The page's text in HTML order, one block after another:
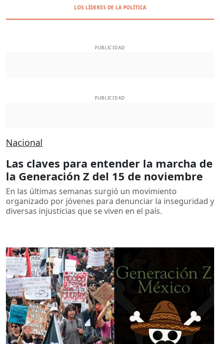
LOS LÍDERES DE LA POLÍTICA
PUBLICIDAD
PUBLICIDAD
Nacional
Las claves para entender la marcha de
la Generación Z del 15 de noviembre
En las últimas semanas surgió un movimiento
organizado por jóvenes para denunciar la inseguridad y
diversas injusticias que se viven en el país.